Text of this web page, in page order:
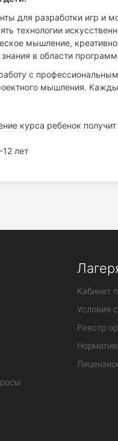
для разработки игр и
технологии
мышление,
в области
с
мышления.
курса ребенок получит
лет
Кабинет
Условия
Реестр